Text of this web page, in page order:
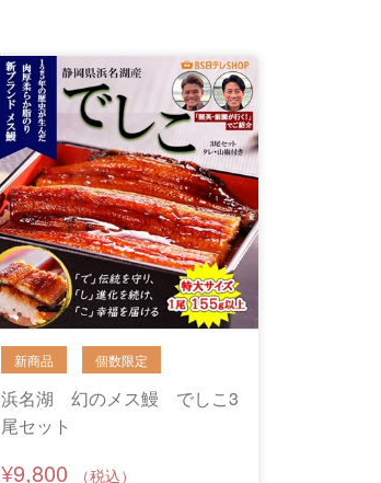
浜名湖 幻のメス鰻 でしこ3
尾セット
¥9,800